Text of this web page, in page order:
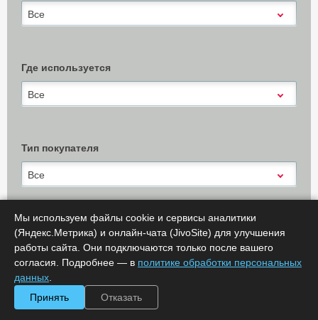
Все
Где используется
Все
Тип покупателя
Все
Показать результаты (0) Х Очистить
Сообщить об ошибке
Мы используем файлы cookie и сервисы аналитики
(Яндекс.Метрика) и онлайн-чата (JivoSite) для улучшения
работы сайта. Они подключаются только после вашего
согласия. Подробнее — в политике обработки персональных
данных
Принять
Отказать